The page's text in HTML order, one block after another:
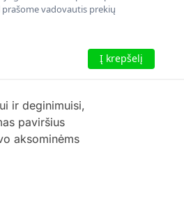
vadovautis prekių
Į krepšelį
ir deginimuisi,
paviršius
aksominėms